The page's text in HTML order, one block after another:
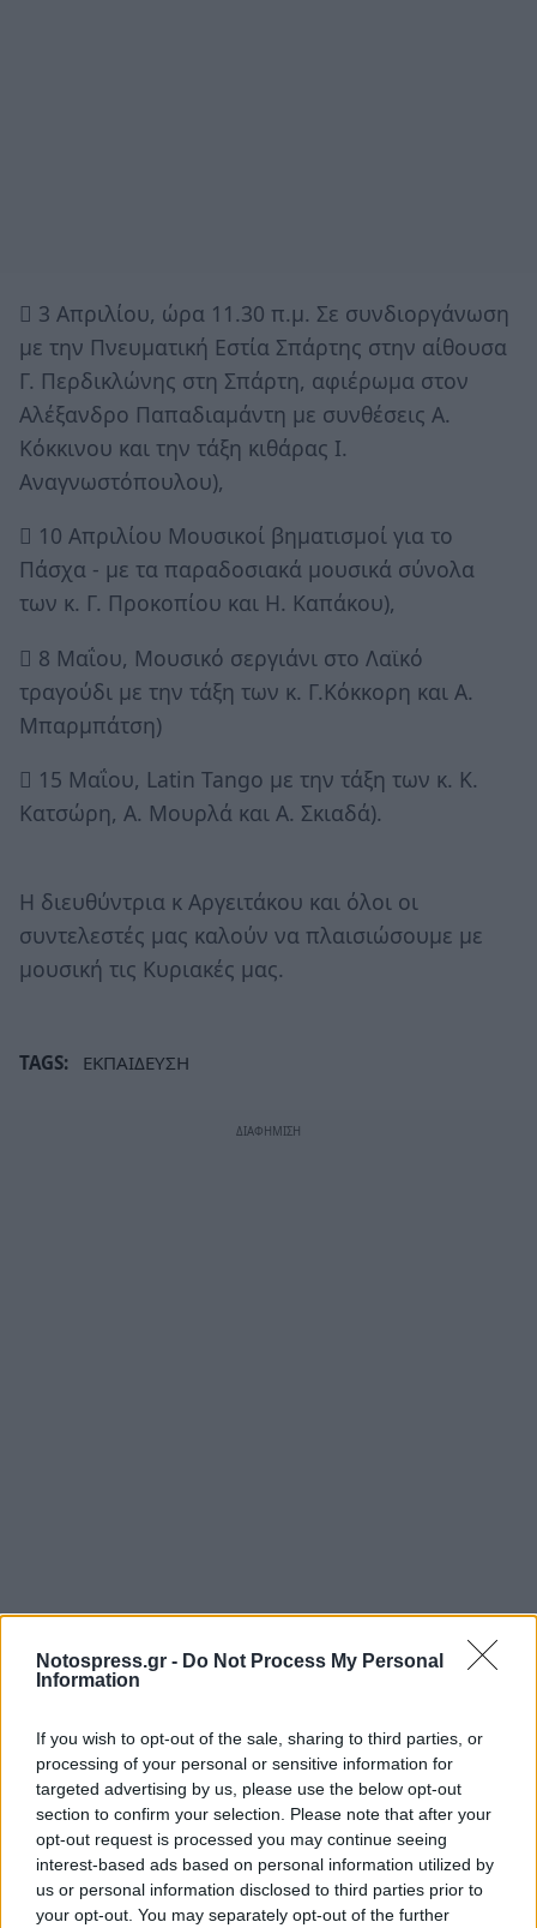
Notospress.gr - Do Not Process My Personal
Information
If you wish to opt-out of the sale, sharing to third parties, or
processing of your personal or sensitive information for
targeted advertising by us, please use the below opt-out
section to confirm your selection. Please note that after your
opt-out request is processed you may continue seeing
interest-based ads based on personal information utilized by
us or personal information disclosed to third parties prior to
your opt-out. You may separately opt-out of the further
 3 Απριλίου, ώρα 11.30 π.μ. Σε συνδιοργάνωση
με την Πνευματική Εστία Σπάρτης στην αίθουσα
Γ. Περδικλώνης στη Σπάρτη, αφιέρωμα στον
Αλέξανδρο Παπαδιαμάντη με συνθέσεις Α.
Κόκκινου και την τάξη κιθάρας Ι.
Αναγνωστόπουλου),
 10 Απριλίου Μουσικοί βηματισμοί για το
Πάσχα - με τα παραδοσιακά μουσικά σύνολα
των κ. Γ. Προκοπίου και Η. Καπάκου),
 8 Μαΐου, Μουσικό σεργιάνι στο Λαϊκό
τραγούδι με την τάξη των κ. Γ.Κόκκορη και Α.
Μπαρμπάτση)
 15 Μαΐου, Latin Tango με την τάξη των κ. Κ.
Κατσώρη, Α. Μουρλά και Α. Σκιαδά).
Η διευθύντρια κ Αργειτάκου και όλοι οι
συντελεστές μας καλούν να πλαισιώσουμε με
μουσική τις Κυριακές μας.
TAGS: ΕΚΠΑΙΔΕΥΣΗ